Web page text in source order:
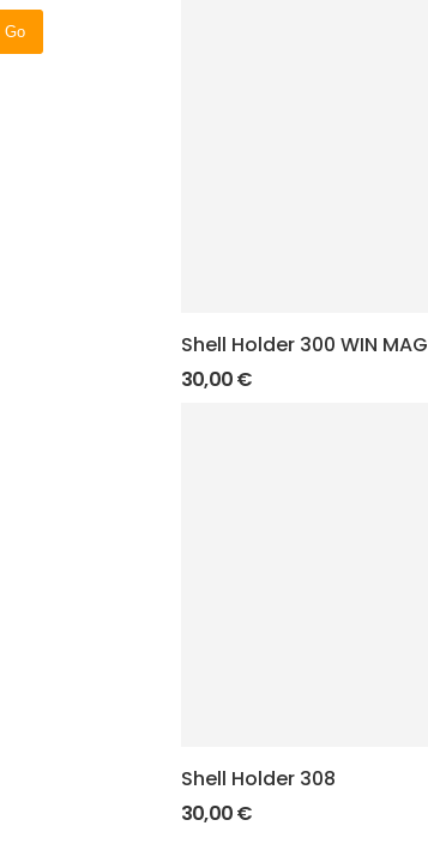
Go
Shell Holder 300 WIN MAG
30,00€
Shell Holder 308
30,00€